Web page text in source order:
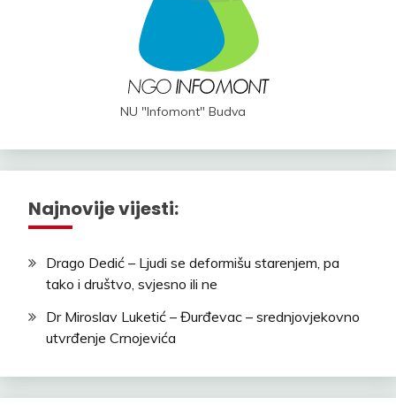
NU "Infomont" Budva
Najnovije vijesti:
Drago Dedić – Ljudi se deformišu starenjem, pa
tako i društvo, svjesno ili ne
Dr Miroslav Luketić – Đurđevac – srednjovjekovno
utvrđenje Crnojevića